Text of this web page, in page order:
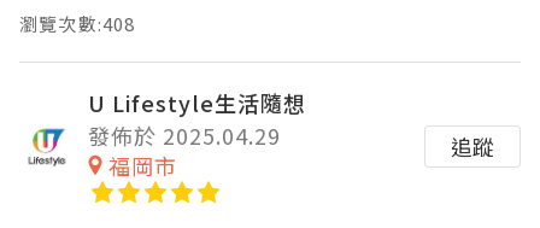
瀏覽次數:408
U Lifestyle生活隨想
發佈於 2025.04.29
福岡市
追蹤